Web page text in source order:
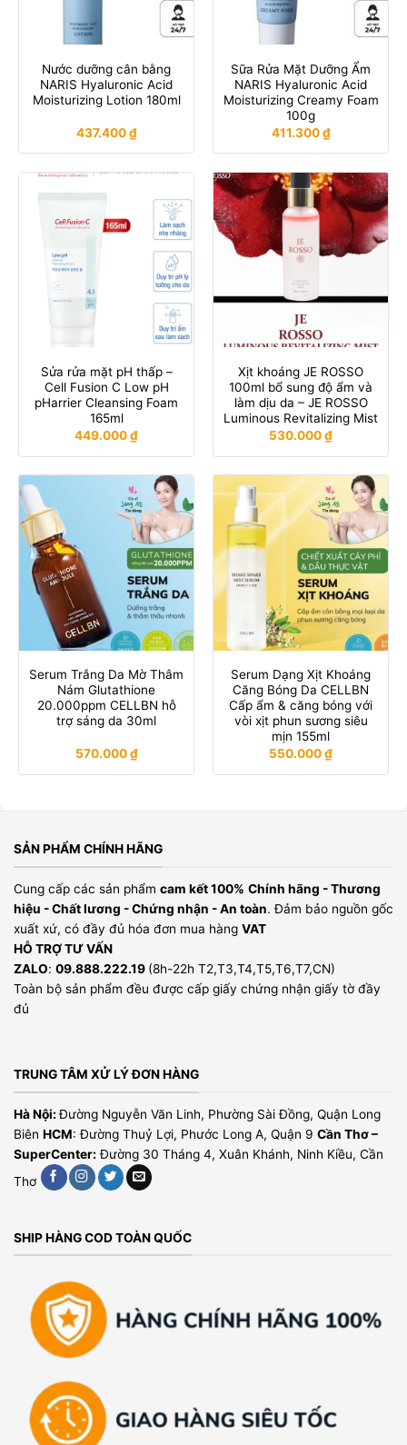
Nước dưỡng cân bằng
NARIS Hyaluronic Acid
Moisturizing Lotion 180ml
437.400₫
Sữa Rửa Mặt Dưỡng Ẩm
NARIS Hyaluronic Acid
Moisturizing Creamy Foam
100g
411.300₫
Sửa rửa mặt pH thấp –
Cell Fusion C Low pH
pHarrier Cleansing Foam
165ml
449.000₫
Xịt khoáng JE ROSSO
100ml bổ sung độ ẩm và
làm dịu da – JE ROSSO
Luminous Revitalizing Mist
530.000₫
Serum Trắng Da Mờ Thâm
Nám Glutathione
20.000ppm CELLBN hỗ
trợ sáng da 30ml
570.000₫
Serum Dạng Xịt Khoáng
Căng Bóng Da CELLBN
Cấp ẩm & căng bóng với
vòi xịt phun sương siêu
mịn 155ml
550.000₫
SẢN PHẨM CHÍNH HÃNG
Cung cấp các sản phẩm cam kết 100% Chính hãng - Thương
hiệu - Chất lương - Chứng nhận - An toàn. Đảm bảo nguồn gốc
xuất xứ, có đầy đủ hóa đơn mua hàng VAT
HỖ TRỢ TƯ VẤN
ZALO: 09.888.222.19 (8h-22h T2,T3,T4,T5,T6,T7,CN)
Toàn bộ sản phẩm đều được cấp giấy chứng nhận giấy tờ đầy
đủ
TRUNG TÂM XỬ LÝ ĐƠN HÀNG
Hà Nội:Đường Nguyễn Văn Linh, Phường Sài Đồng, Quận Long
Biên HCM: Đường Thuỷ Lợi, Phước Long A, Quận 9 Cần Thơ –
SuperCenter: Đường 30 Tháng 4, Xuân Khánh, Ninh Kiều, Cần
Thơ
SHIP HÀNG COD TOÀN QUỐC